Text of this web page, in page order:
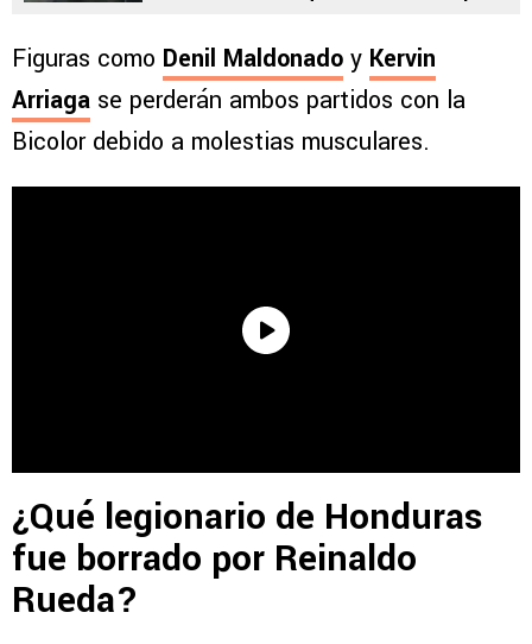
Figuras como Denil Maldonado y Kervin
Arriaga se perderán ambos partidos con la
Bicolor debido a molestias musculares.
¿Qué legionario de Honduras
fue borrado por Reinaldo
Rueda?